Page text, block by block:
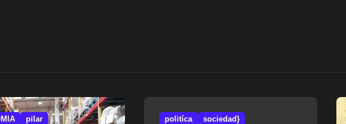
pilar politíca sociedad}